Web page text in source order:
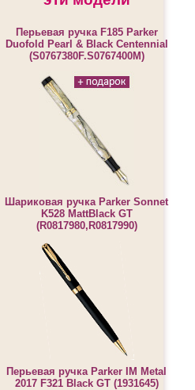
Перьевая ручка F185 Parker
Duofold Pearl & Black Centennial
(S0767380F.S0767400M)
Шариковая ручка Parker Sonnet
K528 MattBlack GT
(R0817980,R0817990)
Перьевая ручка Parker IM Metal
2017 F321 Black GT (1931645)